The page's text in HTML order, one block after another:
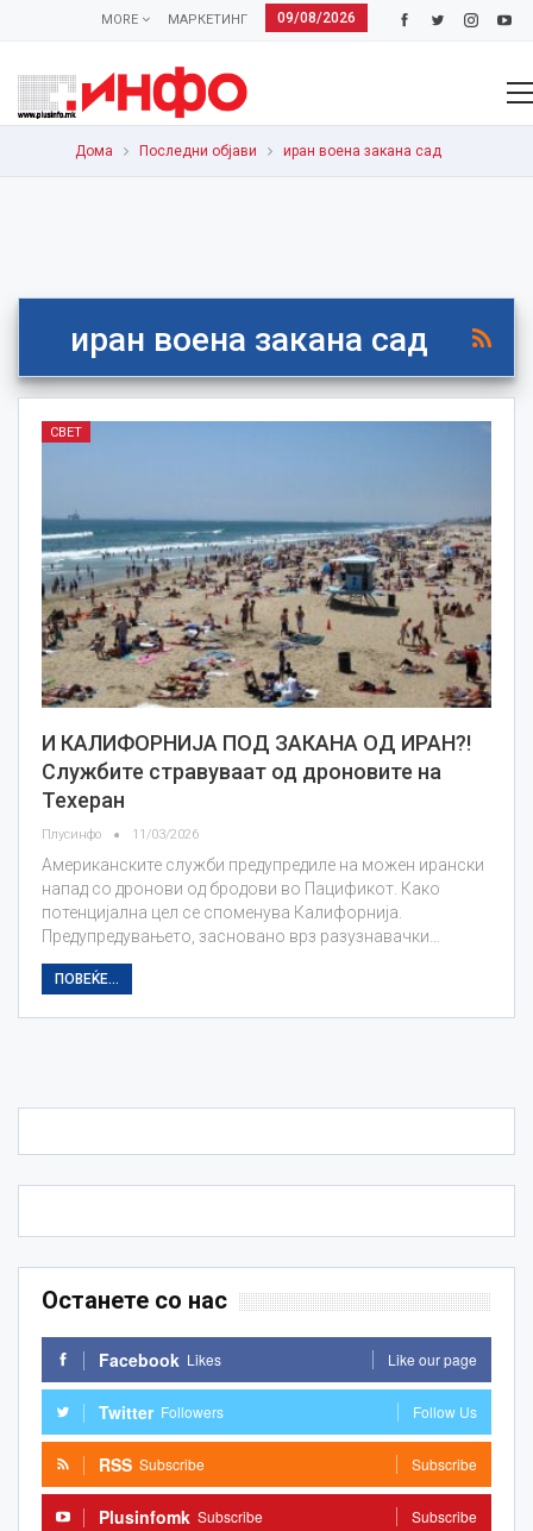
09/08/2026
МАРКЕТИНГ
MORE
Дома Последни објави иран воена закана сад
иран воена закана сад
СВЕТ
И КАЛИФОРНИЈА ПОД ЗАКАНА ОД ИРАН?!
Службите стравуваат од дроновите на
Техеран
Плусинфо 11/03/2026
Американските служби предупредиле на можен ирански
напад со дронови од бродови во Пацификот. Како
потенцијална цел се споменува Калифорнија.
Предупредувањето, засновано врз разузнавачки…
ПОВЕЌЕ...
Останете со нас
Facebook Likes Like our page
Twitter Followers Follow Us
RSS Subscribe Subscribe
Plusinfomk Subscribe Subscribe